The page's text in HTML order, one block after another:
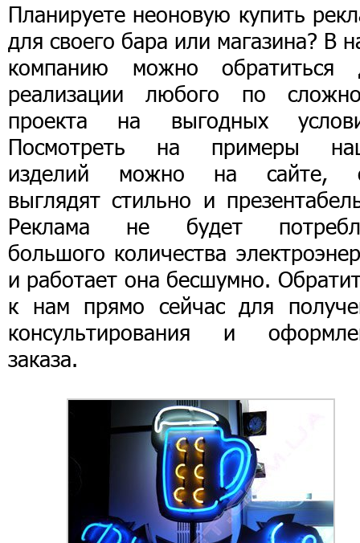
Планируете неоновую купить
для своего бара или магазина? В
компанию можно обратиться
реализации любого по
проекта на выгодных
Посмотреть на примеры
изделий можно на сайте,
выглядят стильно и
Реклама не будет
большого количества
и работает она бесшумно.
к нам прямо сейчас для
консультирования и
заказа.